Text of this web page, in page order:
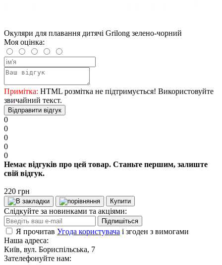
Окуляри для плавання дитячі Grilong зелено-чорний
Моя оцінка:
Примітка: HTML розмітка не підтримується! Використовуйте
звичайний текст.
Відправити відгук
0
0
0
0
0
Немає відгуків про цей товар. Станьте першим, залиште
свій відгук.
220 грн
Купити
Слідкуйте за новинками та акціями:
Підпишіться
Я прочитав Угода користувача і згоден з вимогами
Наша адреса:
Київ, вул. Бориспільська, 7
Зателефонуйте нам: